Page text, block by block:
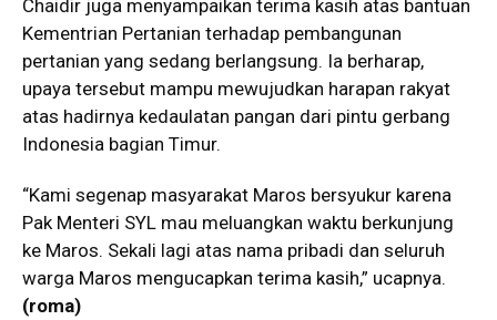
Chaidir juga menyampaikan terima kasih atas bantuan
Kementrian Pertanian terhadap pembangunan
pertanian yang sedang berlangsung. Ia berharap,
upaya tersebut mampu mewujudkan harapan rakyat
atas hadirnya kedaulatan pangan dari pintu gerbang
Indonesia bagian Timur.
“Kami segenap masyarakat Maros bersyukur karena
Pak Menteri SYL mau meluangkan waktu berkunjung
ke Maros. Sekali lagi atas nama pribadi dan seluruh
warga Maros mengucapkan terima kasih,” ucapnya.
(roma)